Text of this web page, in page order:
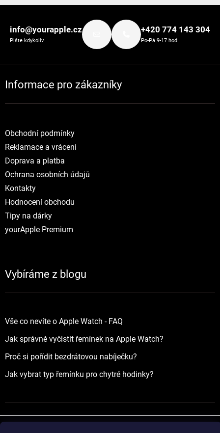
info@yourapple.cz
Pište kdykoliv
+420 774 143 304
Po-Pá 9-17 hod
Informace pro zákazníky
Obchodní podmínky
Reklamace a vráceni
Doprava a platba
Ochrana osobních údajů
Kontakty
Hodnocení obchodu
Tipy na dárky
yourApple Premium
Vybíráme z blogu
Vše co nevíte o Apple Watch - FAQ
Jak správně vyčistit řemínek na Apple Watch?
Proč si pořídit bezdrátovou nabíječku?
Jak vybrat typ řemínku pro chytré hodinky?